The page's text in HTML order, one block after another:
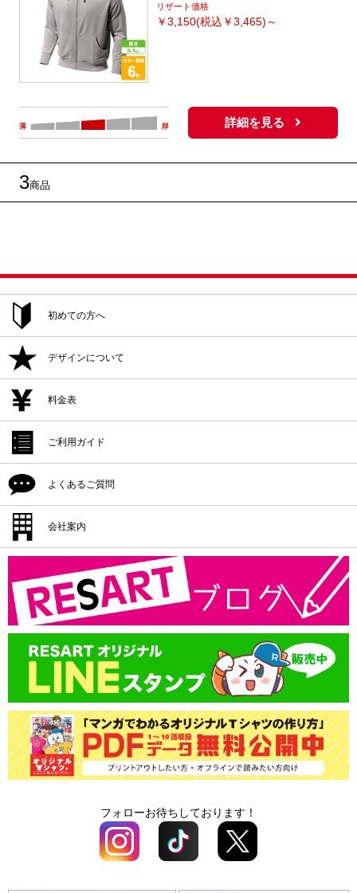
リザート価格
￥3,150(税込￥3,465)～
詳細を見る
3商品
初めての方へ
ご注文方法
追加注文・再注文
デザインについて
デザイン作成
デザイン入稿
プリント方法
プリントサイズ
書体一覧
料金表
デザイン作成
デザイン入稿
プリント方法
プリント色
プリントサイズ
書体一覧
ご利用ガイド
シルクプリント料金
インクジェットプリント料金
カッティングプリント料金
版代
オプション料
よくあるご質問
配送・納期
返品・交換・キャンセル
支払方法
領収書の発行
版代
オプション料
会社案内
フォローお待ちしております！